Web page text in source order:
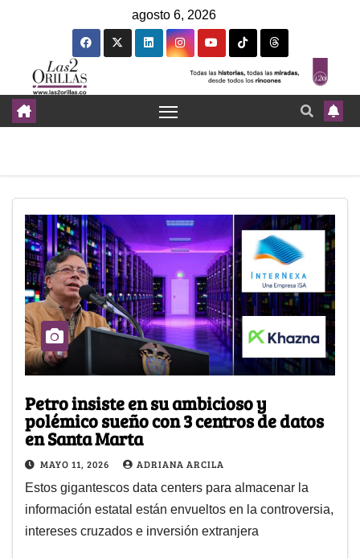
agosto 6, 2026
Petro insiste en su ambicioso y
polémico sueño con 3 centros de datos
en Santa Marta
MAYO 11, 2026 ADRIANA ARCILA
Estos gigantescos data centers para almacenar la
información estatal están envueltos en la controversia,
intereses cruzados e inversión extranjera